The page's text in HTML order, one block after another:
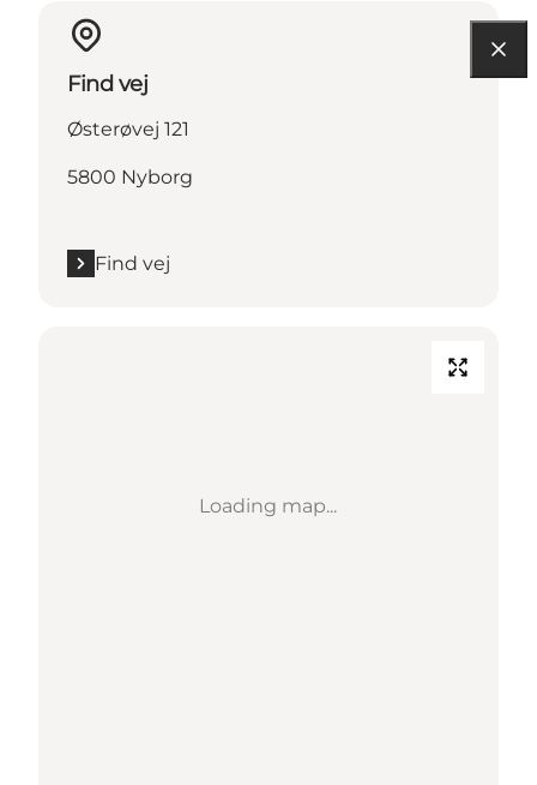
Find vej
Østerøvej 121
5800 Nyborg
Find vej
Loading map...